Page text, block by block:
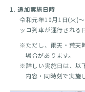
1. 追加実施日時
令和元年10月1日(火)
ッコ列車が運行され
※ただし、雨天・荒天
場合があります。
※詳しい実施日は、以
内容・同時刻で実施